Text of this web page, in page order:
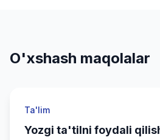
O'xshash maqolalar
Ta'lim
Yozgi ta'tilni foydali